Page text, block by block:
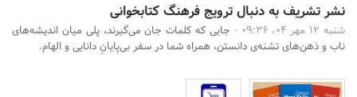
نشر تشریف به دنبال ترویج فرهنگ کتابخوانی
شنبه 12 مهر 04، 09:36 -
جایی که کلمات جان می‌گیرند، پلی میان اندیشه‌های
ناب و ذهن‌های تشنه‌ی دانستن، همراه شما در سفر بی‌پایانِ دانایی و الهام.